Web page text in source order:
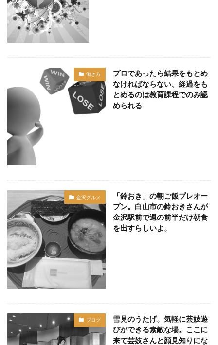
働き方
プロであったら結果をもとめ
なければならない、経過をも
とめるのは教育課程でのみ認
められる
金沢グルメ
「鈴おき」の朝ご飯プレオー
プン。白山市の鈴おきさんが
金沢駅前で週の前半だけ朝食
を出すらしいよ。
ブログ
雪見のうたげ。気軽に芸妓遊
びができる素敵な場。ここに
来て芸妓さんと顔見知りにな